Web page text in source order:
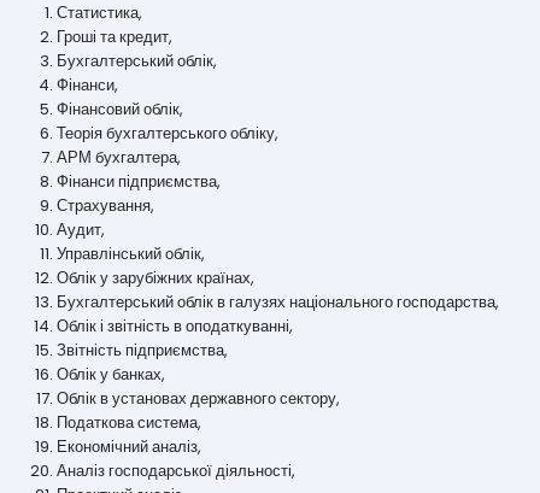
Статистика,
Гроші та кредит,
Бухгалтерський облік,
Фінанси,
Фінансовий облік,
Теорія бухгалтерського обліку,
АРМ бухгалтера,
Фінанси підприємства,
Страхування,
Аудит,
Управлінський облік,
Облік у зарубіжних країнах,
Бухгалтерський облік в галузях національного господарства,
Облік і звітність в оподаткуванні,
Звітність підприємства,
Облік у банках,
Облік в установах державного сектору,
Податкова система,
Економічний аналіз,
Аналіз господарської діяльності,